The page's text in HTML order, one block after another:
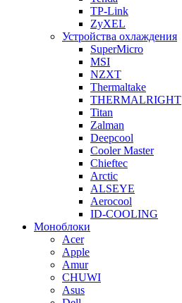
TP-Link
ZyXEL
Устройства охлаждения
SuperMicro
MSI
NZXT
Thermaltake
THERMALRIGHT
Titan
Zalman
Deepcool
Cooler Master
Chieftec
Arctic
ALSEYE
Aerocool
ID-COOLING
Моноблоки
Acer
Apple
Amur
CHUWI
Asus